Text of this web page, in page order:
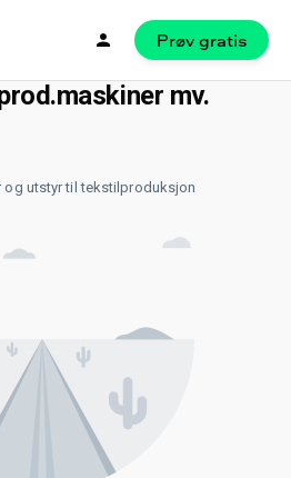
Prøv gratis
mv.
og utstyr til tekstilproduksjon